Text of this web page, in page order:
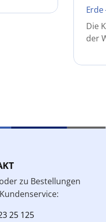
Die
der
zu Bestellungen
25 125